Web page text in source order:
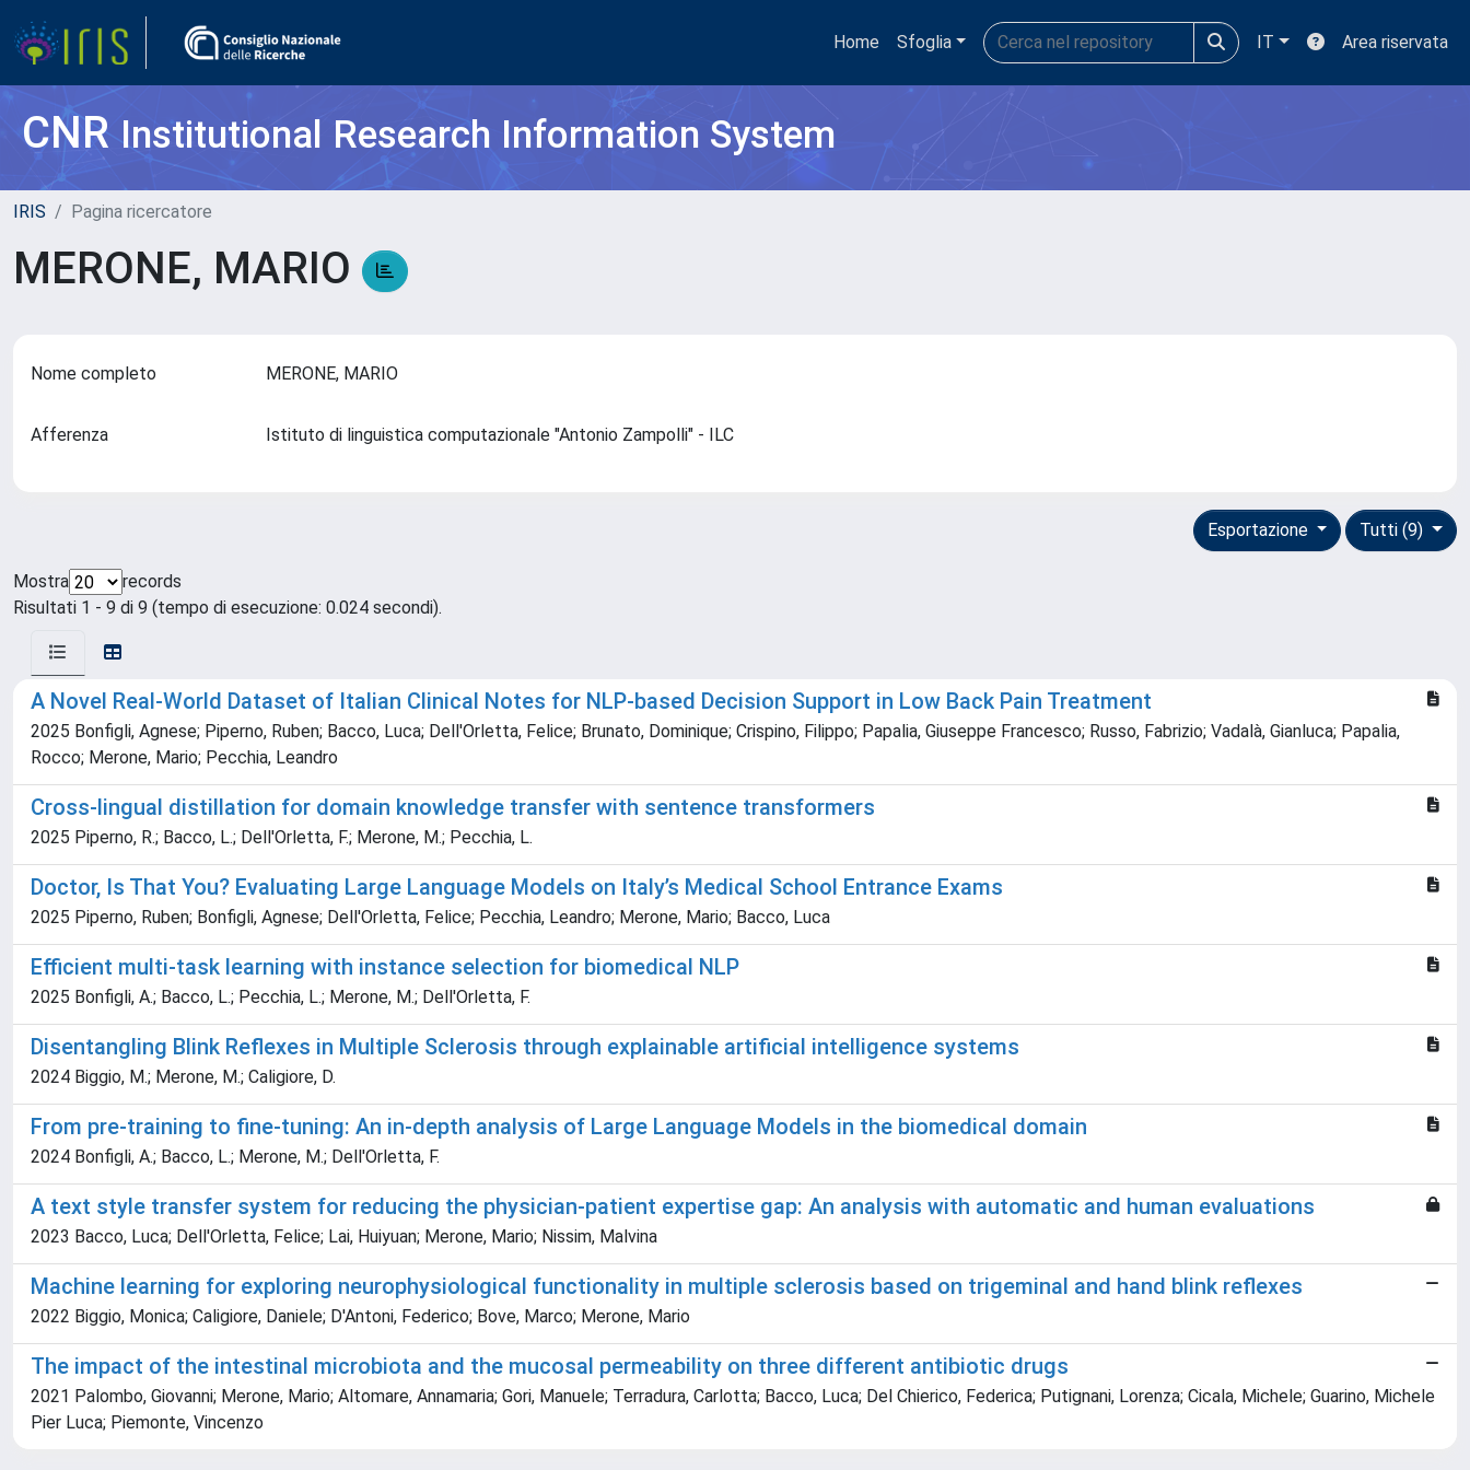
Home Sfoglia IT Area riservata
CNRInstitutional Research Information System
IRIS Pagina ricercatore
MERONE, MARIO
Nome completo MERONE, MARIO
Afferenza Istituto di linguistica computazionale "Antonio Zampolli" - ILC
Tutti (9)
Esportazione
Mostra
records
Risultati 1 - 9 di 9 (tempo di esecuzione: 0.024 secondi).
A Novel Real-World Dataset of Italian Clinical Notes for NLP-based Decision Support in Low Back Pain Treatment
2025 Bonfigli, Agnese; Piperno, Ruben; Bacco, Luca; Dell'Orletta, Felice; Brunato, Dominique; Crispino, Filippo; Papalia, Giuseppe Francesco; Russo, Fabrizio; Vadalà, Gianluca; Papalia,
Rocco; Merone, Mario; Pecchia, Leandro
Cross-lingual distillation for domain knowledge transfer with sentence transformers
2025 Piperno, R.; Bacco, L.; Dell'Orletta, F.; Merone, M.; Pecchia, L.
Doctor, Is That You? Evaluating Large Language Models on Italy’s Medical School Entrance Exams
2025 Piperno, Ruben; Bonfigli, Agnese; Dell'Orletta, Felice; Pecchia, Leandro; Merone, Mario; Bacco, Luca
Efficient multi-task learning with instance selection for biomedical NLP
2025 Bonfigli, A.; Bacco, L.; Pecchia, L.; Merone, M.; Dell'Orletta, F.
Disentangling Blink Reflexes in Multiple Sclerosis through explainable artificial intelligence systems
2024 Biggio, M.; Merone, M.; Caligiore, D.
From pre-training to fine-tuning: An in-depth analysis of Large Language Models in the biomedical domain
2024 Bonfigli, A.; Bacco, L.; Merone, M.; Dell'Orletta, F.
A text style transfer system for reducing the physician-patient expertise gap: An analysis with automatic and human evaluations
2023 Bacco, Luca; Dell'Orletta, Felice; Lai, Huiyuan; Merone, Mario; Nissim, Malvina
Machine learning for exploring neurophysiological functionality in multiple sclerosis based on trigeminal and hand blink reflexes
2022 Biggio, Monica; Caligiore, Daniele; D'Antoni, Federico; Bove, Marco; Merone, Mario
The impact of the intestinal microbiota and the mucosal permeability on three different antibiotic drugs
2021 Palombo, Giovanni; Merone, Mario; Altomare, Annamaria; Gori, Manuele; Terradura, Carlotta; Bacco, Luca; Del Chierico, Federica; Putignani, Lorenza; Cicala, Michele; Guarino, Michele
Pier Luca; Piemonte, Vincenzo